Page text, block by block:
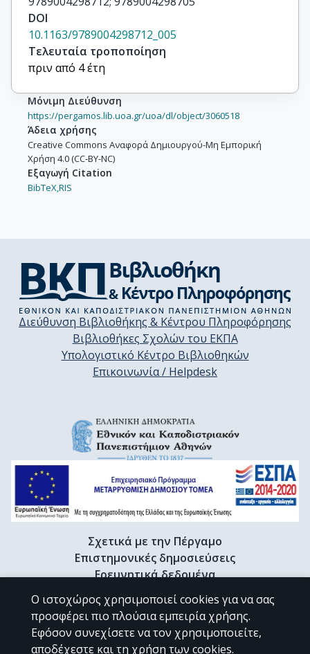
DOI
10.1163/9789004298712_005
Τελευταία τροποποίηση
πριν από 4 έτη
Μόνιμη Διεύθυνση
https://pergamos.lib.uoa.gr/uoa/dl/object/3060518
Άδεια χρήσης
Creative Commons Αναφορά Δημιουργού-Μη Εμπορική
Χρήση 4.0 (CC-BY-NC)
Εξαγωγή Citation
BibTeX,RIS
Διεύθυνση Βιβλιοθήκης & Κέντρου Πληροφόρησης
Βιβλιοθήκες Σχολών του ΕΚΠΑ
Υπολογιστικό Κέντρο Βιβλιοθηκών
Επικοινωνία / Helpdesk
Σχετικά με την Πέργαμο
Επιστημονικές δημοσιεύσεις
Ερευνητικά δεδομένα
Διδακτορικές διατριβές & Γκρίζα βιβλιογραφία
Προφίλ Ερευνητή
Ο ιστοχώρος χρησιμοποιεί cookies για να σας
προσφέρει πιο πλούσια εμπειρία χρήσης.
Εφόσον συνεχίσετε να τον χρησιμοποιείτε,
αποδέχεστε και τη χρήση των cookies.